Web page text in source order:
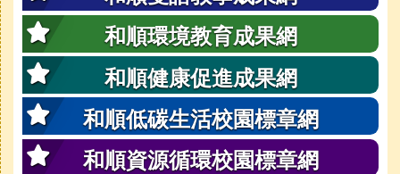
和順環境教育成果網
和順健康促進成果網
和順低碳生活校園標章網
和順資源循環校園標章網